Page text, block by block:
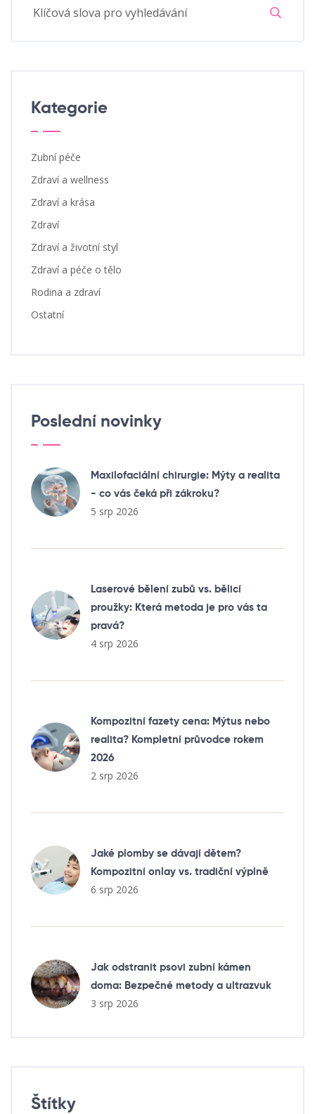
Kategorie
Zubní péče
Zdraví a wellness
Zdraví a krása
Zdraví
Zdraví a životní styl
Zdraví a péče o tělo
Rodina a zdraví
Ostatní
Poslední novinky
Maxilofaciální chirurgie: Mýty a realita
- co vás čeká při zákroku?
5 srp 2026
Laserové bělení zubů vs. bělicí
proužky: Která metoda je pro vás ta
pravá?
4 srp 2026
Kompozitní fazety cena: Mýtus nebo
realita? Kompletní průvodce rokem
2026
2 srp 2026
Jaké plomby se dávají dětem?
Kompozitní onlay vs. tradiční výplně
6 srp 2026
Jak odstranit psovi zubní kámen
doma: Bezpečné metody a ultrazvuk
3 srp 2026
Štítky